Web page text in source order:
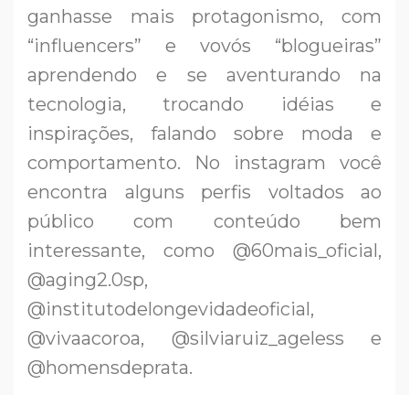
ganhasse mais protagonismo, com
“influencers” e vovós “blogueiras”
aprendendo e se aventurando na
tecnologia, trocando idéias e
inspirações, falando sobre moda e
comportamento. No instagram você
encontra alguns perfis voltados ao
público com conteúdo bem
interessante, como @60mais_oficial,
@aging2.0sp,
@institutodelongevidadeoficial,
@vivaacoroa, @silviaruiz_ageless e
@homensdeprata.